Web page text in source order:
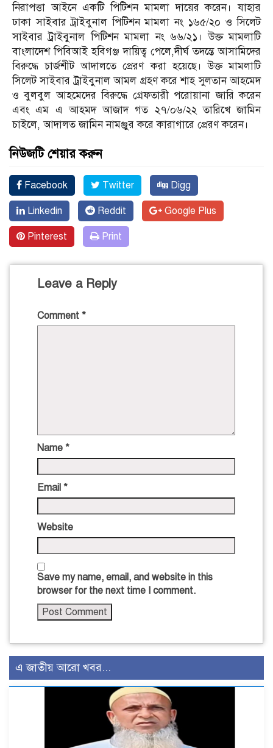
নিরাপত্তা আইনে একটি পিটিশন মামলা দায়ের করেন। যাহার
ঢাকা সাইবার ট্রাইবুনাল পিটিশন মামলা নং ১৬৫/২০ ও সিলেট
সাইবার ট্রাইবুনাল পিটিশন মামলা নং ৬৬/২১। উক্ত মামলাটি
বাংলাদেশ পিবিআই হবিগঞ্জ দায়িত্ব পেলে,দীর্ঘ তদন্তে আসামিদের
বিরুদ্ধে চার্জশীট আদালতে প্রেরণ করা হয়েছে। উক্ত মামলাটি
সিলেট সাইবার ট্রাইবুনাল আমল গ্রহণ করে শাহ সুলতান আহমেদ
ও বুলবুল আহমেদের বিরুদ্ধে গ্রেফতারী পরোয়ানা জারি করেন
এবং এম এ আহমদ আজাদ গত ২৭/০৬/২২ তারিখে জামিন
চাইলে, আদালত জামিন নামঞ্জুর করে কারাগারে প্রেরণ করেন।
নিউজটি শেয়ার করুন
Facebook Twitter Digg
Linkedin Reddit Google Plus
Pinterest Print
Leave a Reply
Comment *
Name *
Email *
Website
Save my name, email, and website in this
browser for the next time I comment.
এ জাতীয় আরো খবর...